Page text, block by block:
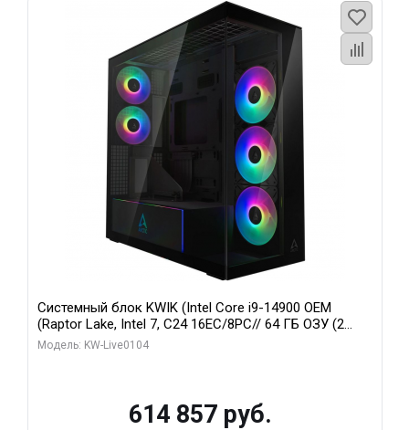
Системный блок KWIK (Intel Core i9-14900 OEM
(Raptor Lake, Intel 7, C24 16EC/8PC// 64 ГБ ОЗУ (2
модуля)/ Afox RTX4090 24GB GDDR6X 384-Bit 3xDP
Модель: KW-Live0104
614 857 руб.